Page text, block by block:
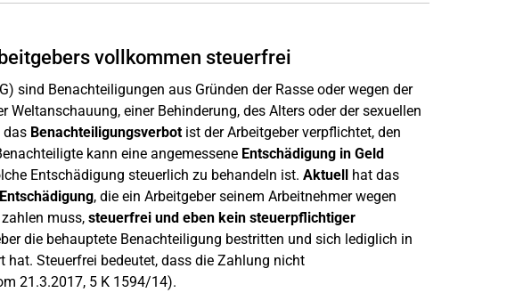
vollkommen steuerfrei
sind Benachteiligungen aus Gründen der Rasse oder wegen der
einer Behinderung, des Alters oder der sexuellen
das Benachteiligungsverbotist der Arbeitgeber verpflichtet, den
kann eine angemessene Entschädigung in Geld
Entschädigung steuerlich zu behandeln ist. Aktuellhat das
Entschädigung, die ein Arbeitgeber seinem Arbeitnehmer wegen
muss,steuerfrei und eben kein steuerpflichtiger
die behauptete Benachteiligung bestritten und sich lediglich in
Steuerfrei bedeutet, dass die Zahlung nicht
21.3.2017, 5 K 1594/14).